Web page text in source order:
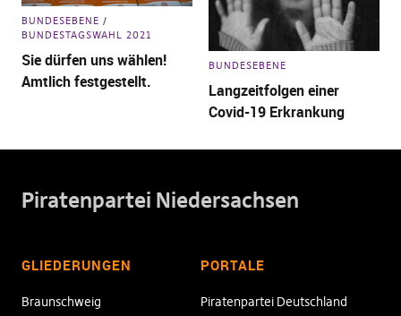
BUNDESEBENE
BUNDESTAGSWAHL 2021
Sie dürfen uns wählen!
Amtlich festgestellt.
BUNDESEBENE
Langzeitfolgen einer
Covid-19 Erkrankung
Piratenpartei Niedersachsen
GLIEDERUNGEN
Braunschweig
PORTALE
Piratenpartei Deutschland